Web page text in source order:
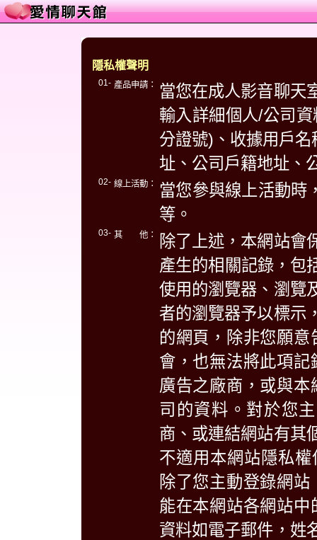
隱私權聲明
01- 產品申請：
當您在成人影音聊天
輸入詳細個人/公司
分證號)、收據用戶
址、公司戶籍地址、
02- 線上活動：
當您參與線上活動時
等。
03- 其 他：
除了上述，本網站會
產生的相關記錄，包
使用的瀏覽器、瀏覽
者的瀏覽器予以標示
的網頁，除非您願
會，也無法將此項
廣告之廠商，或與
司的資料。對於您
商、或連結網站有其
不適用本網站隱私
除了您主動登錄網
能在本網站各網站
資料如電子郵件，姓